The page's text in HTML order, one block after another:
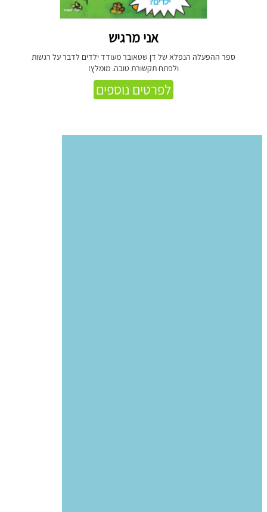
אני מרגיש
ספר ההפעלה הנפלא של דן שטאובר מעודד ילדים לדבר על רגשות
ולפתח תקשורת טובה. מומלץ!
לפרטים נוספים